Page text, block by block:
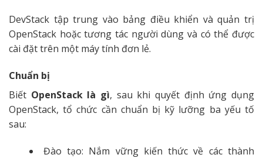
DevStack tập trung vào bảng điều khiển và quản trị
OpenStack hoặc tương tác người dùng và có thể được
cài đặt trên một máy tính đơn lẻ.
Chuẩn bị
Biết OpenStack là gì, sau khi quyết định ứng dụng
OpenStack, tổ chức cần chuẩn bị kỹ lưỡng ba yếu tố
sau:
Đào tạo: Nắm vững kiến thức về các thành